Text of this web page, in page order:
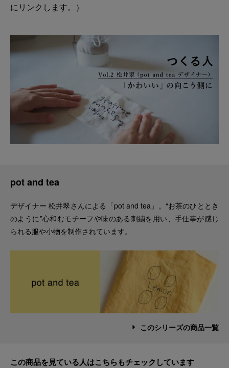
にリンクします。）
pot and tea
デザイナー 松井翠さんによる「pot and tea」。“お茶のひととき
のように”心和むモチーフや味のある刺繍を用い、手仕事が感じ
られる服や小物を制作されています。
このシリーズの商品一覧
この商品を見ている人はこちらもチェックしています